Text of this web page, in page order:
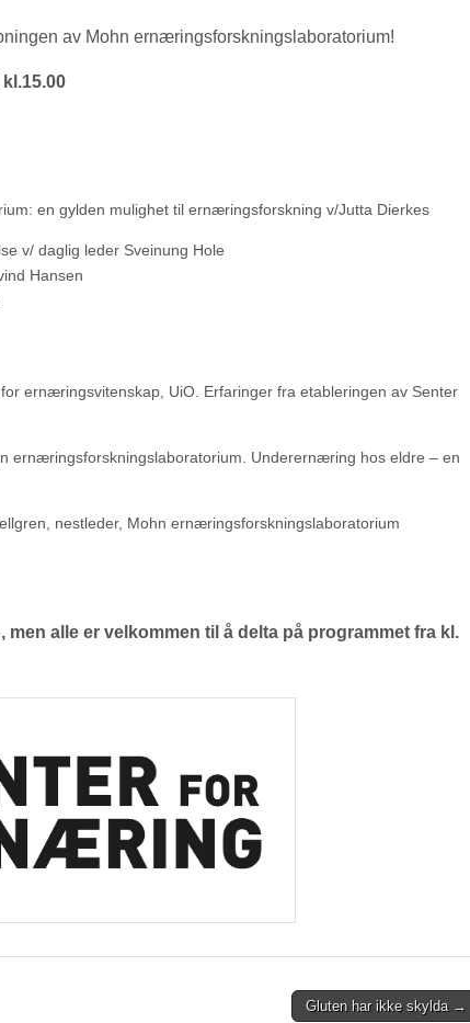
av Mohn ernæringsforskningslaboratorium!
en gylden mulighet til ernæringsforskning v/Jutta Dierkes
v/ daglig leder Sveinung Hole
Hansen
ernæringsvitenskap, UiO. Erfaringer fra etableringen av Senter
ernæringsforskningslaboratorium. Underernæring hos eldre – en
nestleder, Mohn ernæringsforskningslaboratorium
alle er velkommen til å delta på programmet fra kl.
Gluten har ikke skylda →